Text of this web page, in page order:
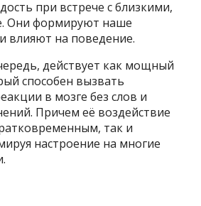
при встрече с близкими,
Они формируют наше
влияют на поведение.
действует как мощный
способен вызвать
в мозге без слов и
Причем её воздействие
так и
настроение на многие